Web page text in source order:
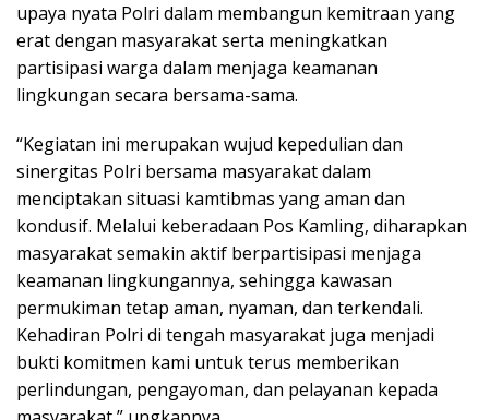
upaya nyata Polri dalam membangun kemitraan yang
erat dengan masyarakat serta meningkatkan
partisipasi warga dalam menjaga keamanan
lingkungan secara bersama-sama.
“Kegiatan ini merupakan wujud kepedulian dan
sinergitas Polri bersama masyarakat dalam
menciptakan situasi kamtibmas yang aman dan
kondusif. Melalui keberadaan Pos Kamling, diharapkan
masyarakat semakin aktif berpartisipasi menjaga
keamanan lingkungannya, sehingga kawasan
permukiman tetap aman, nyaman, dan terkendali.
Kehadiran Polri di tengah masyarakat juga menjadi
bukti komitmen kami untuk terus memberikan
perlindungan, pengayoman, dan pelayanan kepada